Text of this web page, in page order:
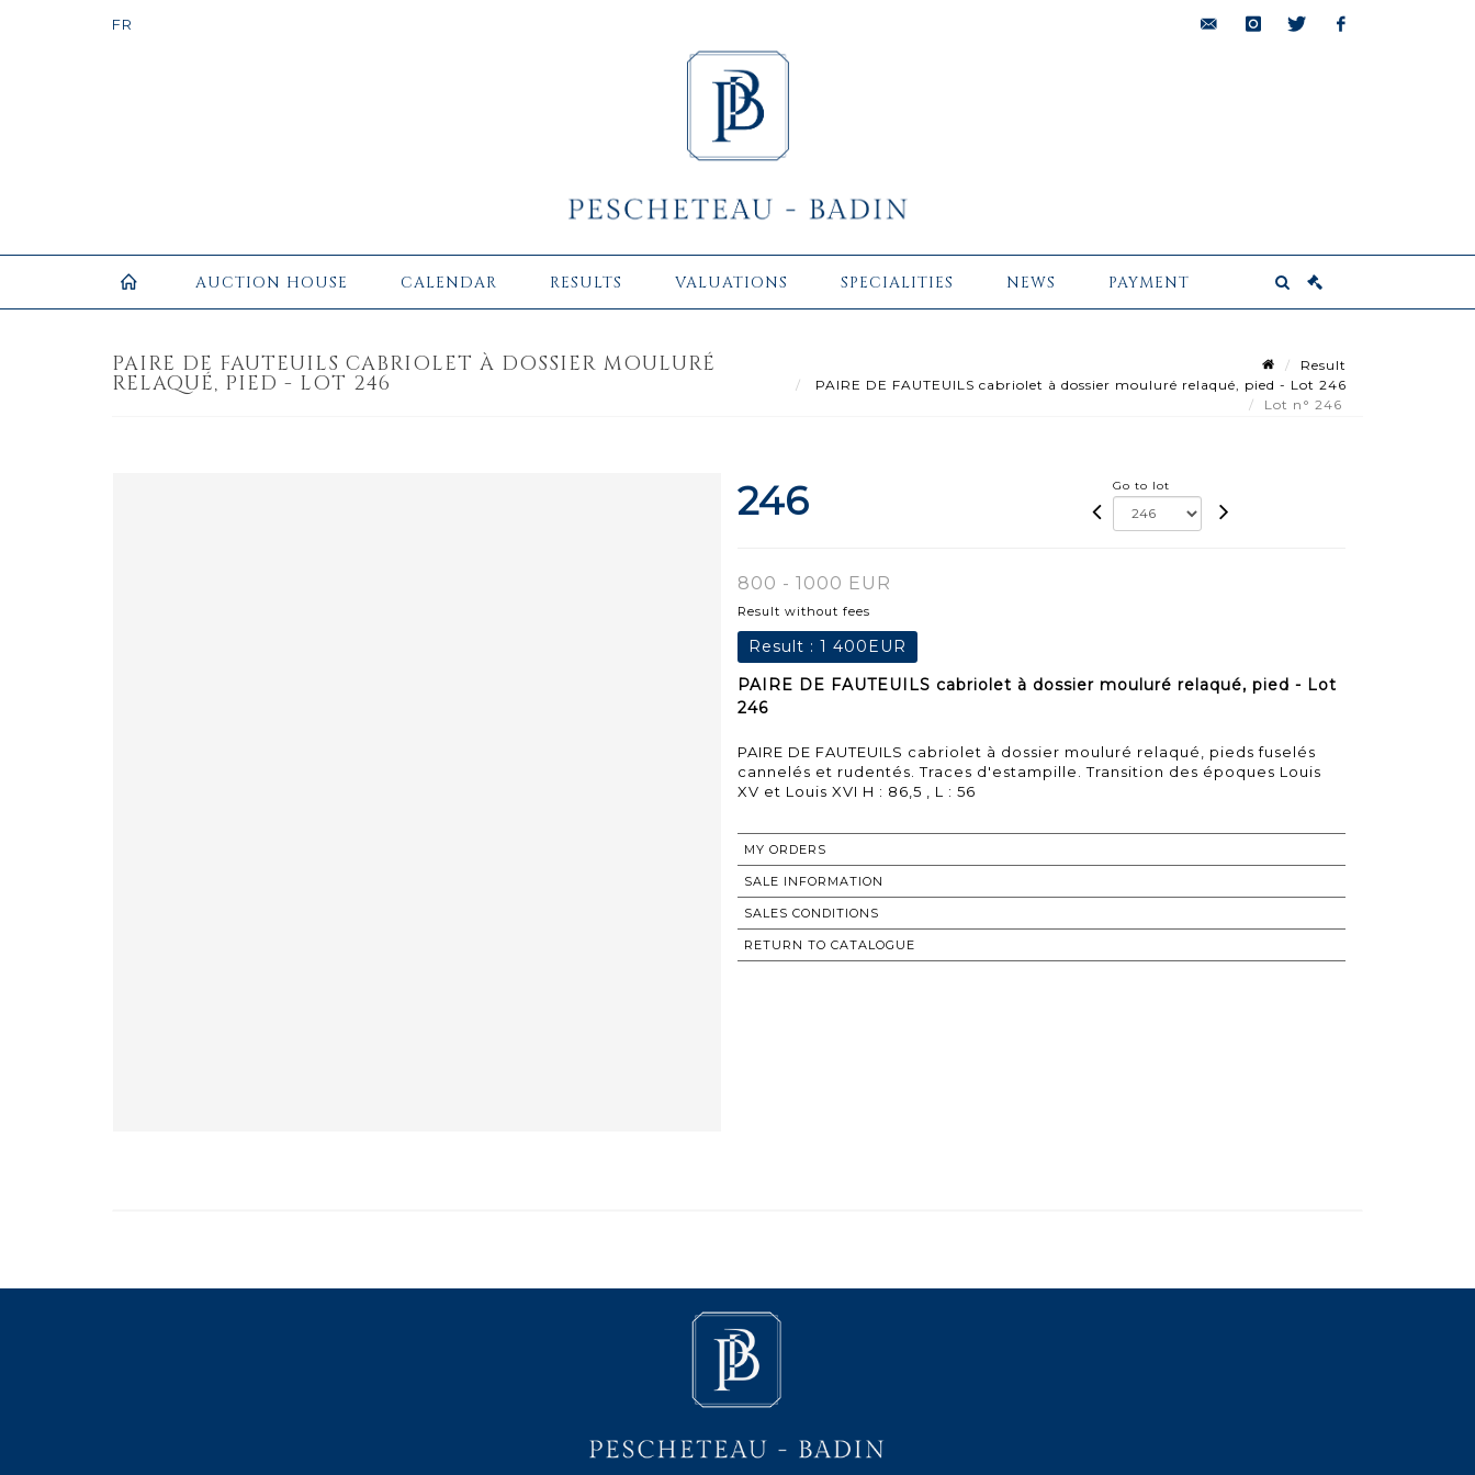
AUCTION HOUSE CALENDAR RESULTS VALUATIONS SPECIALITIES NEWS PAYMENT
PAIRE DE FAUTEUILS CABRIOLET À DOSSIER MOULURÉ
RELAQUÉ, PIED - LOT 246
Result
PAIRE DE FAUTEUILS cabriolet à dossier mouluré relaqué, pied - Lot 246
Lot n° 246
246 Go to lot
800 - 1000 EUR
Result without fees
Result : 1 400EUR
PAIRE DE FAUTEUILS cabriolet à dossier mouluré relaqué, pied - Lot
246
PAIRE DE FAUTEUILS cabriolet à dossier mouluré relaqué, pieds fuselés
cannelés et rudentés. Traces d'estampille. Transition des époques Louis
XV et Louis XVI H : 86,5 , L : 56
MY ORDERS
SALE INFORMATION
SALES CONDITIONS
RETURN TO CATALOGUE